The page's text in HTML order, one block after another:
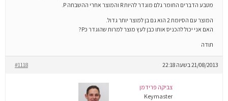
מטבע הדברים החומר גלם מוגדר להיות R והמוצר אחרי ההשבחה P.
המוצר עם הסיומת 2 הוא גם בן למוצר יותר גדול.
האם אני יכול להכניס אותו כבן לעץ מוצר למרות שהוגדר כP?
תודה
21/08/2013 בשעה 22:18 #1118
צביקה פרידמן
Keymaster